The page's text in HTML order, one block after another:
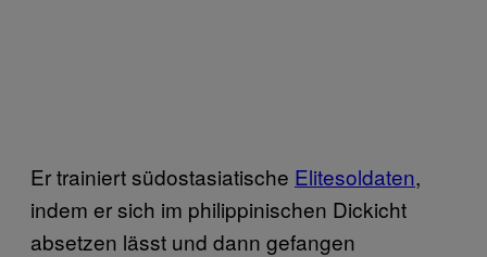
Er trainiert südostasiatische Elitesoldaten,
indem er sich im philippinischen Dickicht
absetzen lässt und dann gefangen